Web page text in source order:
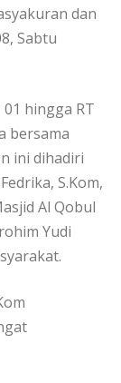
dan
Sabtu
hingga RT
bersama
ini dihadiri
S.Kom,
Al Qobul
Yudi